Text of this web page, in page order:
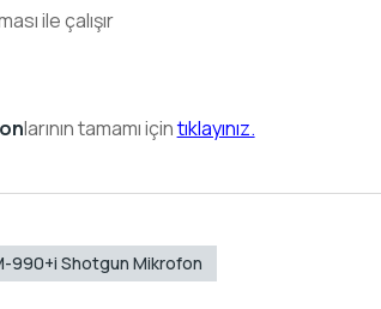
ile çalışır
larının tamamı içintıklayınız.
990+i Shotgun Mikrofon